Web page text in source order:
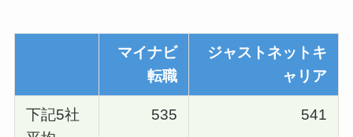
マイナビ
転職
ジャストネットキ
ャリア
下記5社
535 541